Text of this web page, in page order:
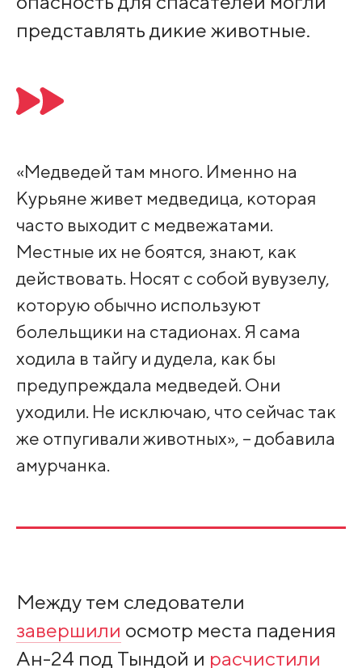
представлять дикие животные.
«Медведей там много. Именно на
Курьяне живет медведица, которая
часто выходит с медвежатами.
Местные их не боятся, знают, как
действовать. Носят с собой вувузелу,
которую обычно используют
болельщики на стадионах. Я сама
ходила в тайгу и дудела, как бы
предупреждала медведей. Они
уходили. Не исключаю, что сейчас так
же отпугивали животных», – добавила
амурчанка.
Между тем следователи
завершили осмотр места падения
Ан-24 под Тындой и расчистили